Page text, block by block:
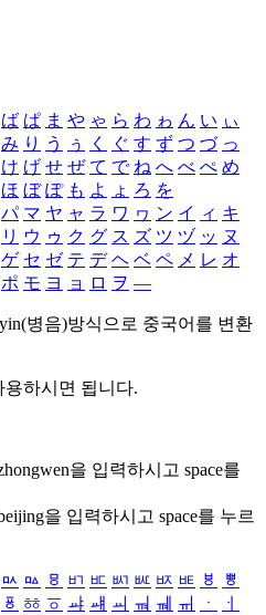
ば ぱ ま や ゃ ら わ ゎ ん い ぃ
み り う ぅ く ぐ す ず つ づ っ
け げ せ ぜ て で ね へ べ ぺ め
ほ ぼ ぽ も よ ょ ろ を
パ マ ヤ ャ ラ ワ ヮ ン イ ィ キ
リ ウ ゥ ク グ ス ズ ツ ヅ ッ ヌ
ゲ セ ゼ テ デ ヘ ベ ペ メ レ オ
ポ モ ヨ ョ ロ ヲ ―
병음)방식으로 중국어를 변환
하시면 됩니다.
을 입력하시고 space를
을 입력하시고 space를 누르
ㅯ ㅰ ㅱ ㅲ ㅳ ㅴ ㅵ ㅶ ㅷ ㅸ
ㅹ
ㆄ ㆅ ㆆ ㆇ ㆈ ㆉ ㆊ ㆋ ㆌ ㆍ
ㆎ